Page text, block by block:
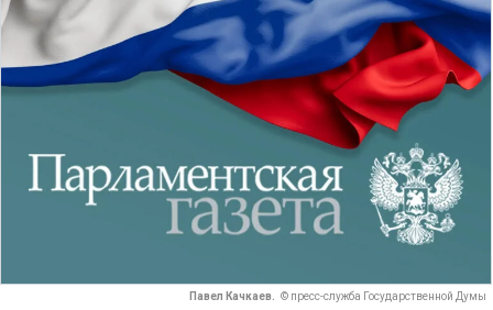
Павел Качкаев. © пресс-служба Государственной Думы